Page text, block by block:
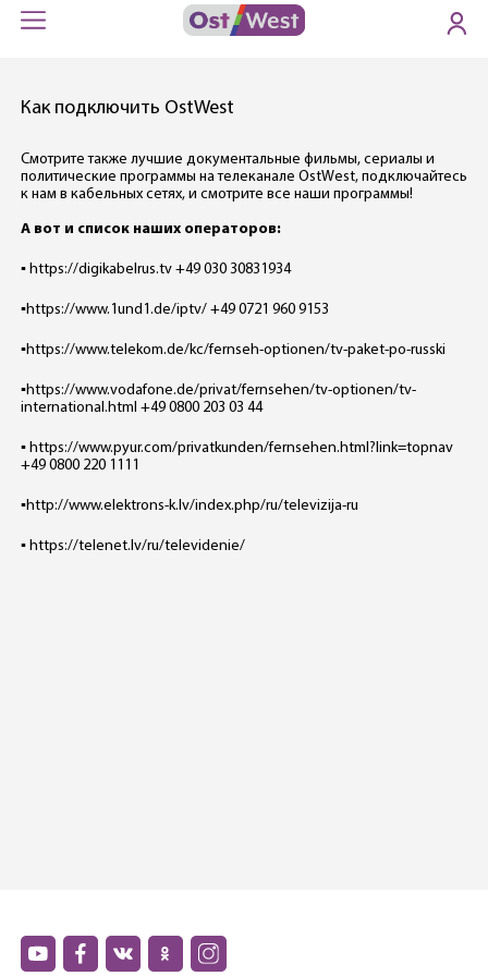
Как подключить OstWest
Смотрите также лучшие документальные фильмы, сериалы и
политические программы на телеканале OstWest, подключайтесь
к нам в кабельных сетях, и смотрите все наши программы!
А вот и список наших операторов:
▪️ https://digikabelrus.tv +49 030 30831934
▪️https://www.1und1.de/iptv/ +49 0721 960 9153
▪️https://www.telekom.de/kc/fernseh-optionen/tv-paket-po-russki
▪️https://www.vodafone.de/privat/fernsehen/tv-optionen/tv-
international.html +49 0800 203 03 44
▪️ https://www.pyur.com/privatkunden/fernsehen.html?link=topnav
+49 0800 220 1111
▪️http://www.elektrons-k.lv/index.php/ru/televizija-ru
▪️ https://telenet.lv/ru/televidenie/